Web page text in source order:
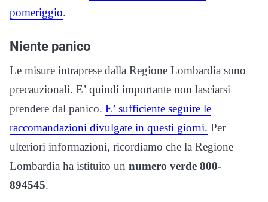
pomeriggio.
Niente panico
Le misure intraprese dalla Regione Lombardia sono
precauzionali. E’ quindi importante non lasciarsi
prendere dal panico. E’ sufficiente seguire le
raccomandazioni divulgate in questi giorni. Per
ulteriori informazioni, ricordiamo che la Regione
Lombardia ha istituito un numero verde 800-
894545.